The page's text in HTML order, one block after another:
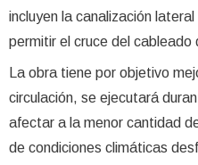
incluyen la canalización
permitir el cruce del
La obra tiene por objetivo
circulación, se ejecutará
afectar a la menor cantidad
de condiciones climáticas